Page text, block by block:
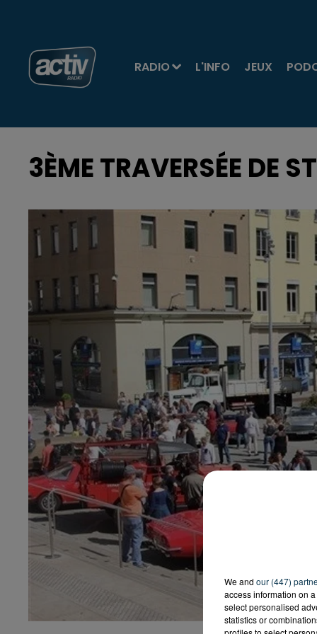
RADIO L'INFO JEUX
3ÈME TRAVERSÉE DE
We and our (447)
access information on
select personalised
statistics or